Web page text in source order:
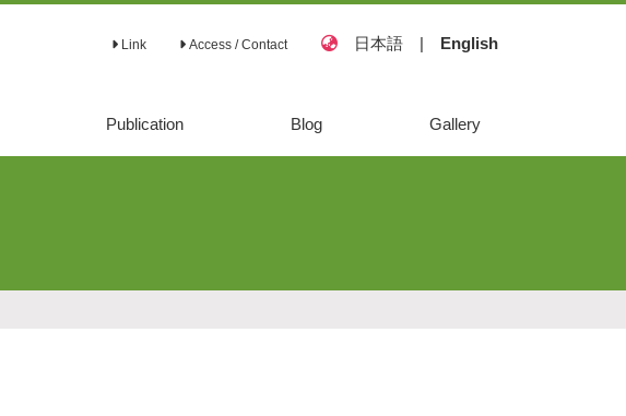
Link Access / Contact 日本語 | English
Publication Blog Gallery